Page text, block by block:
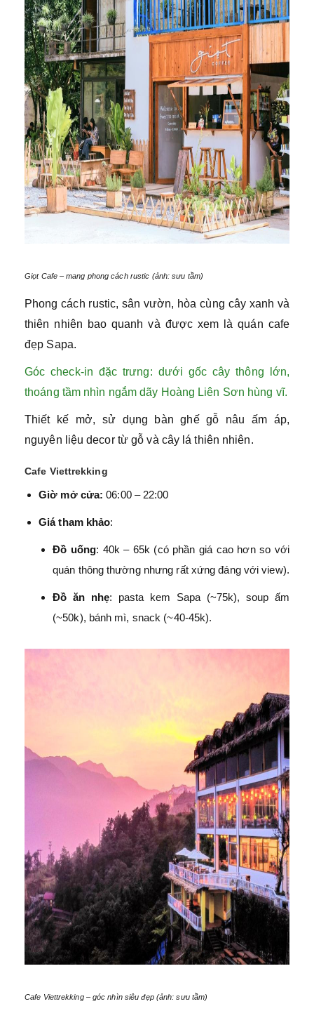
Giọt Cafe – mang phong cách rustic (ảnh: sưu tầm)
Phong cách rustic, sân vườn, hòa cùng cây xanh và
thiên nhiên bao quanh và được xem là quán cafe
đẹp Sapa.
Góc check‑in đặc trưng: dưới gốc cây thông lớn,
thoáng tầm nhìn ngắm dãy Hoàng Liên Sơn hùng vĩ.
Thiết kế mở, sử dụng bàn ghế gỗ nâu ấm áp,
nguyên liệu decor từ gỗ và cây lá thiên nhiên.
Cafe Viettrekking
Giờ mở cửa: 06:00 – 22:00
Giá tham khảo:
Đồ uống: 40k – 65k (có phần giá cao hơn so với
quán thông thường nhưng rất xứng đáng với view).
Đồ ăn nhẹ: pasta kem Sapa (~75k), soup ấm
(~50k), bánh mì, snack (~40-45k).
Cafe Viettrekking – góc nhìn siêu đẹp (ảnh: sưu tầm)